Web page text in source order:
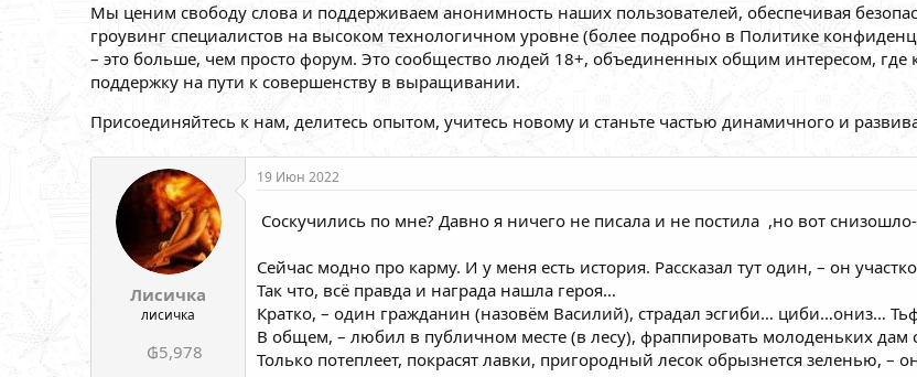
Мы ценим свободу слова и поддерживаем анонимность наших пользователей, обеспечивая
гроувинг специалистов на высоком технологичном уровне (более подробно в Политике
– это больше, чем просто форум. Это сообщество людей 18+, объединенных общим интересом,
поддержку на пути к совершенству в выращивании.
Присоединяйтесь к нам, делитесь опытом, учитесь новому и станьте частью динамичного и
Лисичка
лисичка
₲5,978
19 Июн 2022
Соскучились по мне? Давно я ничего не писала и не постила ,но вот снизошло-
Сейчас модно про карму. И у меня есть история. Рассказал тут один, – он
Так что, всё правда и награда нашла героя…
Кратко, – один гражданин (назовём Василий), страдал эсгиби… циби…ониз…
В общем, – любил в публичном месте (в лесу), фраппировать молоденьких
Только потеплеет, покрасят лавки, пригородный лесок обрызнется зеленью, – он